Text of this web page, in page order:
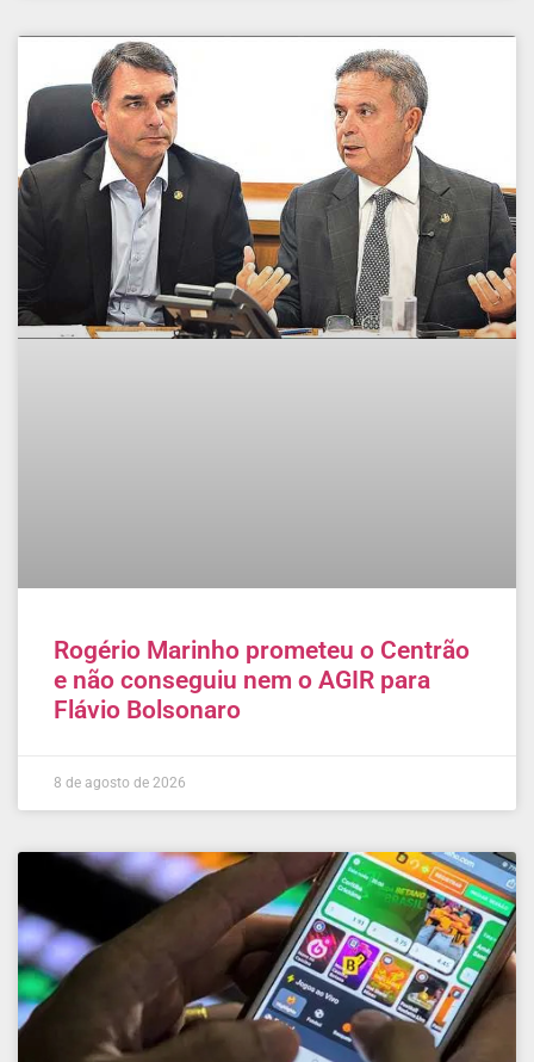
Rogério Marinho prometeu o Centrão
e não conseguiu nem o AGIR para
Flávio Bolsonaro
8 de agosto de 2026